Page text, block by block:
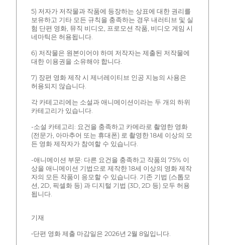
5) 저자가 저작물과 작품에 등장하는 상표에 대한 권리를
보유하고 기타 모든 규칙을 충족하는 경우 내러티브 및 실
험 단편 영화, 뮤직 비디오, 프로모션 작품, 비디오 게임 시
네마틱은 허용됩니다.
6) 저작물은 원본이어야 하며 저작자는 제출된 저작물에
대한 이용권을 소유해야 합니다.
7) 장편 영화 제작 시 제너레이티브 인공 지능의 사용은
허용되지 않습니다.
각 카테고리에는 소설과 애니메이션이라는 두 개의 하위
카테고리가 있습니다.
-소설 카테고리: 요건을 충족하고 카메라로 촬영한 영화
(전문가, 아마추어 또는 휴대폰) 로 촬영한 18세 이상의 모
든 영화 제작자가 참여할 수 있습니다.
-애니메이션 부문: 다른 요건을 충족하고 작품의 75% 이
상을 애니메이션 기법으로 제작한 18세 이상의 영화 제작
자의 모든 작품이 응모할 수 있습니다. 기존 기법 (스톱모
션, 2D, 픽셀화 등) 과 디지털 기법 (3D, 2D 등) 모두 허용
됩니다.
기재
•단편 영화 제출 마감일은 2026년 2월 8일입니다.